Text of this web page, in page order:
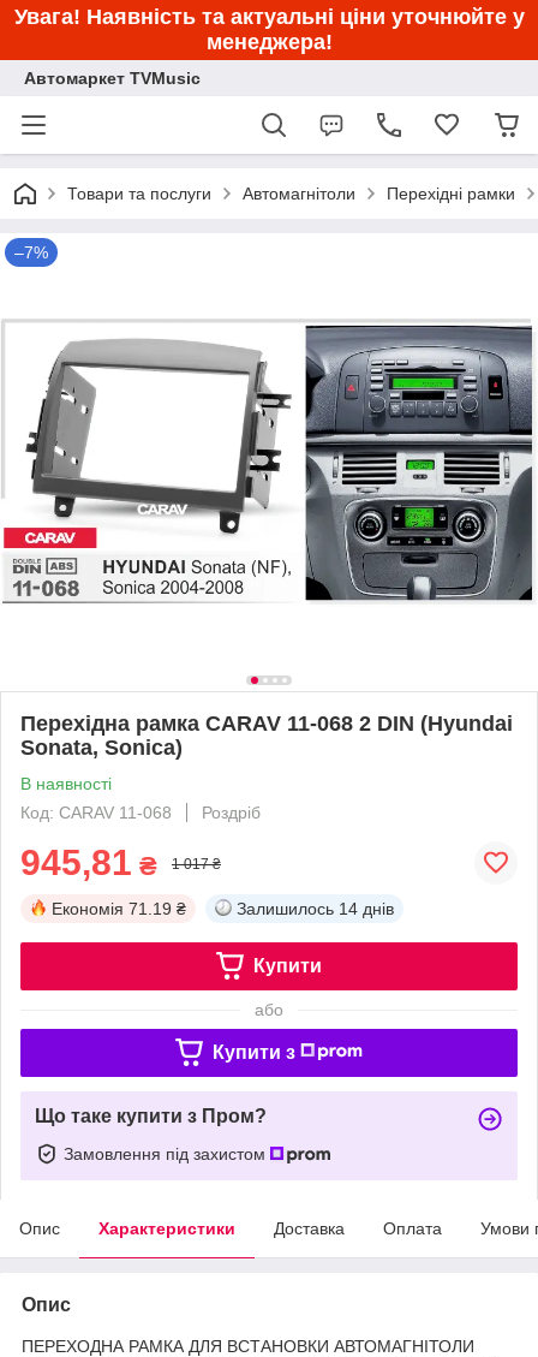
Увага! Наявність та актуальні ціни уточнюйте у
менеджера!
Автомаркет TVMusic
Товари та послуги Автомагнітоли Перехідні рамки
–7%
Перехідна рамка CARAV 11-068 2 DIN (Hyundai
Sonata, Sonica)
В наявності
Код: CARAV 11-068
Роздріб
945,81 ₴ 1 017 ₴
Економія 71.19 ₴ Залишилось 14 днів
Купити
або
Купити з
Що таке купити з Пром?
Замовлення під захистом
Опис Характеристики Доставка Оплата Умови
Опис
ПЕРЕХОДНА РАМКА ДЛЯ ВСТАНОВКИ АВТОМАГНІТОЛИ